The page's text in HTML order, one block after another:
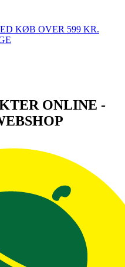
KØB OVER 599 KR.
ONLINE -